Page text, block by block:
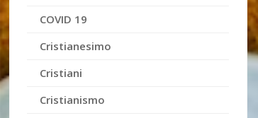
COVID 19
Cristianesimo
Cristiani
Cristianismo